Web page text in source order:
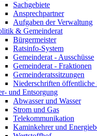
Sachgebiete
Ansprechpartner
Aufgaben der Verwaltung
& Gemeinderat
Bürgermeister
Ratsinfo-System
Gemeinderat - Ausschüsse
Gemeinderat - Fraktionen
Gemeinderatssitzungen
Niederschriften öffentliche
und Entsorgung
Abwasser und Wasser
Strom und Gas
Telekommunikation
Kaminkehrer und